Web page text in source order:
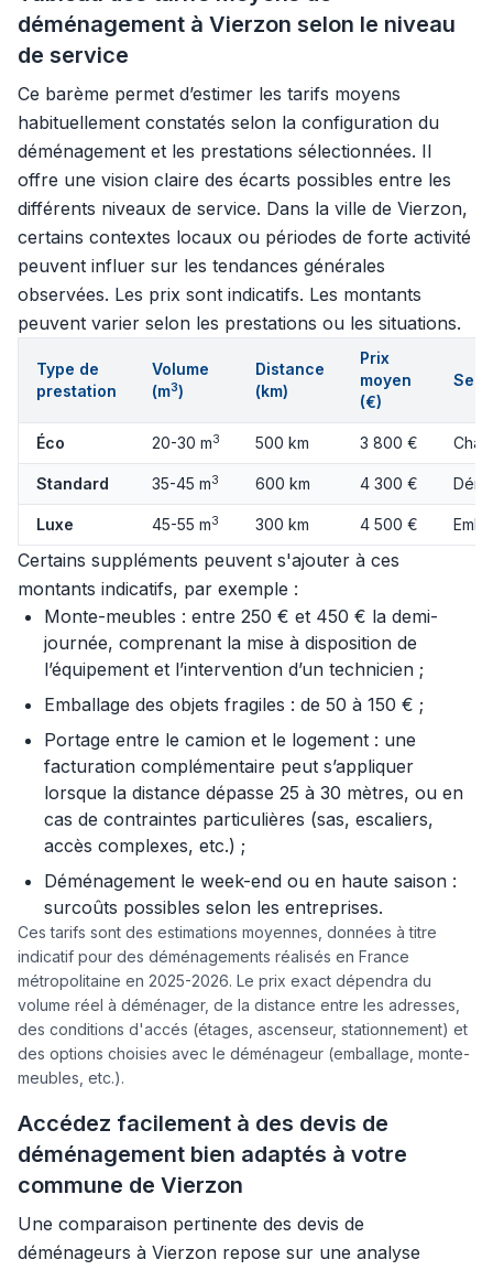
déménagement à Vierzon selon le niveau
de service
Ce barème permet d’estimer les tarifs moyens
habituellement constatés selon la configuration du
déménagement et les prestations sélectionnées. Il
offre une vision claire des écarts possibles entre les
différents niveaux de service. Dans la ville de Vierzon,
certains contextes locaux ou périodes de forte activité
peuvent influer sur les tendances générales
observées. Les prix sont indicatifs. Les montants
peuvent varier selon les prestations ou les situations.
Type de
prestation
Volume
(m3)
Distance
(km)
Prix
moyen
(€)
Éco 20-30 m3 500 km 3 800 €
Standard 35-45 m3 600 km 4 300 €
Luxe 45-55 m3 300 km 4 500 €
Certains suppléments peuvent s'ajouter à ces
montants indicatifs, par exemple :
Monte-meubles : entre 250 € et 450 € la demi-
journée, comprenant la mise à disposition de
l’équipement et l’intervention d’un technicien ;
Emballage des objets fragiles : de 50 à 150 € ;
Portage entre le camion et le logement : une
facturation complémentaire peut s’appliquer
lorsque la distance dépasse 25 à 30 mètres, ou en
cas de contraintes particulières (sas, escaliers,
accès complexes, etc.) ;
Déménagement le week-end ou en haute saison :
surcoûts possibles selon les entreprises.
Ces tarifs sont des estimations moyennes, données à titre
indicatif pour des déménagements réalisés en France
métropolitaine en 2025-2026. Le prix exact dépendra du
volume réel à déménager, de la distance entre les adresses,
des conditions d'accés (étages, ascenseur, stationnement) et
des options choisies avec le déménageur (emballage, monte-
meubles, etc.).
Accédez facilement à des devis de
déménagement bien adaptés à votre
commune de Vierzon
Une comparaison pertinente des devis de
déménageurs à Vierzon repose sur une analyse